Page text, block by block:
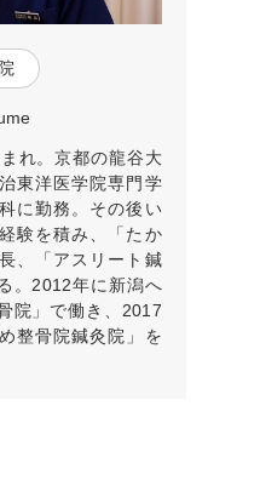
れ。京都の龍谷大
東洋医学院専門学
に勤務。その後い
験を積み、「たか
、「アスリート鍼
。2012年に新潟へ
院」で働き、2017
整骨院鍼灸院」を